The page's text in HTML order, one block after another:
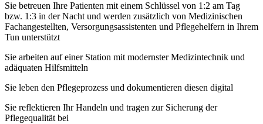
Sie betreuen Ihre Patienten mit einem Schlüssel von 1:2 am Tag
bzw. 1:3 in der Nacht und werden zusätzlich von Medizinischen
Fachangestellten, Versorgungsassistenten und Pflegehelfern in Ihrem
Tun unterstützt
Sie arbeiten auf einer Station mit modernster Medizintechnik und
adäquaten Hilfsmitteln
Sie leben den Pflegeprozess und dokumentieren diesen digital
Sie reflektieren Ihr Handeln und tragen zur Sicherung der
Pflegequalität bei